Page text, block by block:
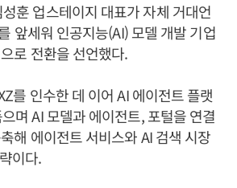
훈 업스테이지 대표가 자체 거대언
앞세워 인공지능(AI) 모델 개발 기업
로 전환을 선언했다.
를 인수한 데 이어 AI 에이전트 플랫
며 AI 모델과 에이전트, 포털을 연결
해 에이전트 서비스와 AI 검색 시장
이다.